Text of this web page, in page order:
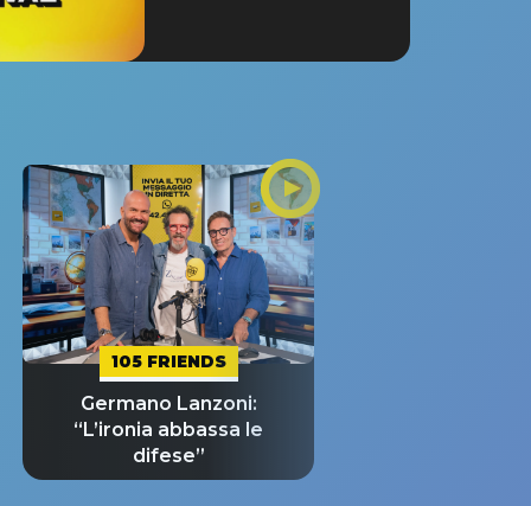
105 FRIENDS
Germano Lanzoni:
“L’ironia abbassa le
difese”